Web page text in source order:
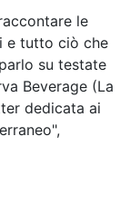
le
e tutto ciò che
su testate
Beverage (La
dedicata ai